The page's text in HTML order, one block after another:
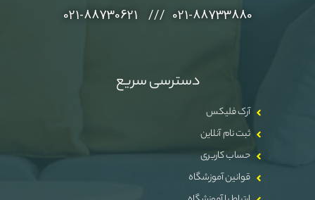
021-88733880 /// 021-88730621
دسترسی سریع
آرک فلیکس
ثبت نام آنلاین
حساب کاربری
قوانین آموزشگاه